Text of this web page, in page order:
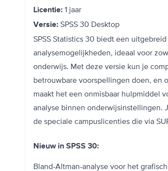
Licentie: 1 jaar
Versie: SPSS 30 Desktop
SPSS Statistics 30 biedt een
analysemogelijkheden, ideaal voor
onderwijs. Met deze versie kun je
betrouwbare voorspellingen doen, en
maakt het een onmisbaar hulpmiddel
analyse binnen onderwijsinstellingen.
de speciale campuslicenties die via
Nieuw in SPSS 30:
Bland-Altman-analyse voor het